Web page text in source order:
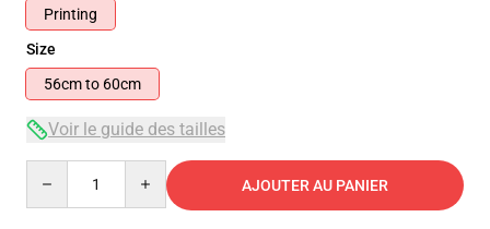
Printing
Size
56cm to 60cm
Voir le guide des tailles
AJOUTER AU PANIER